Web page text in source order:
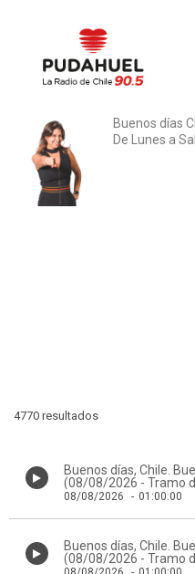
Buenos días
De Lunes a
4770 resultados
Buenos días, Chile.
(08/08/2026 - Tramo
08/08/2026 - 01:00:00
Buenos días, Chile.
(08/08/2026 - Tramo